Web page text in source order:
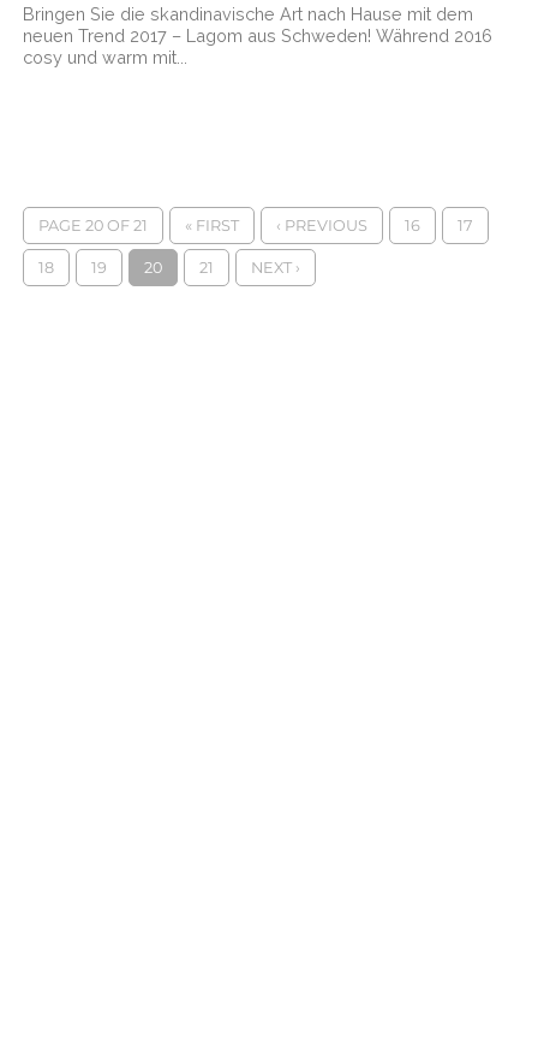
Bringen Sie die skandinavische Art nach Hause mit dem
neuen Trend 2017 – Lagom aus Schweden! Während 2016
cosy und warm mit...
PAGE 20 OF 21 « FIRST ‹ PREVIOUS 16 17
18 19 20 21 NEXT ›